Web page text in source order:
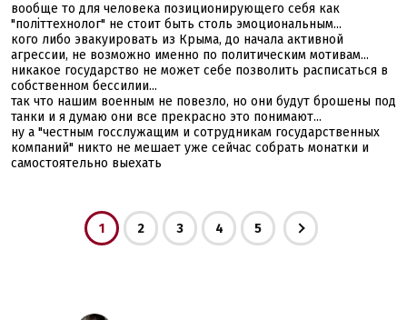
вообще то для человека позиционирующего себя как
"політтехнолог" не стоит быть столь эмоциональным...
кого либо эвакуировать из Крыма, до начала активной
агрессии, не возможно именно по политическим мотивам...
никакое государство не может себе позволить расписаться в
собственном бессилии...
так что нашим военным не повезло, но они будут брошены под
танки и я думаю они все прекрасно это понимают...
ну а "честным госслужащим и сотрудникам государственных
компаний" никто не мешает уже сейчас собрать монатки и
самостоятельно выехать
1 2 3 4 5